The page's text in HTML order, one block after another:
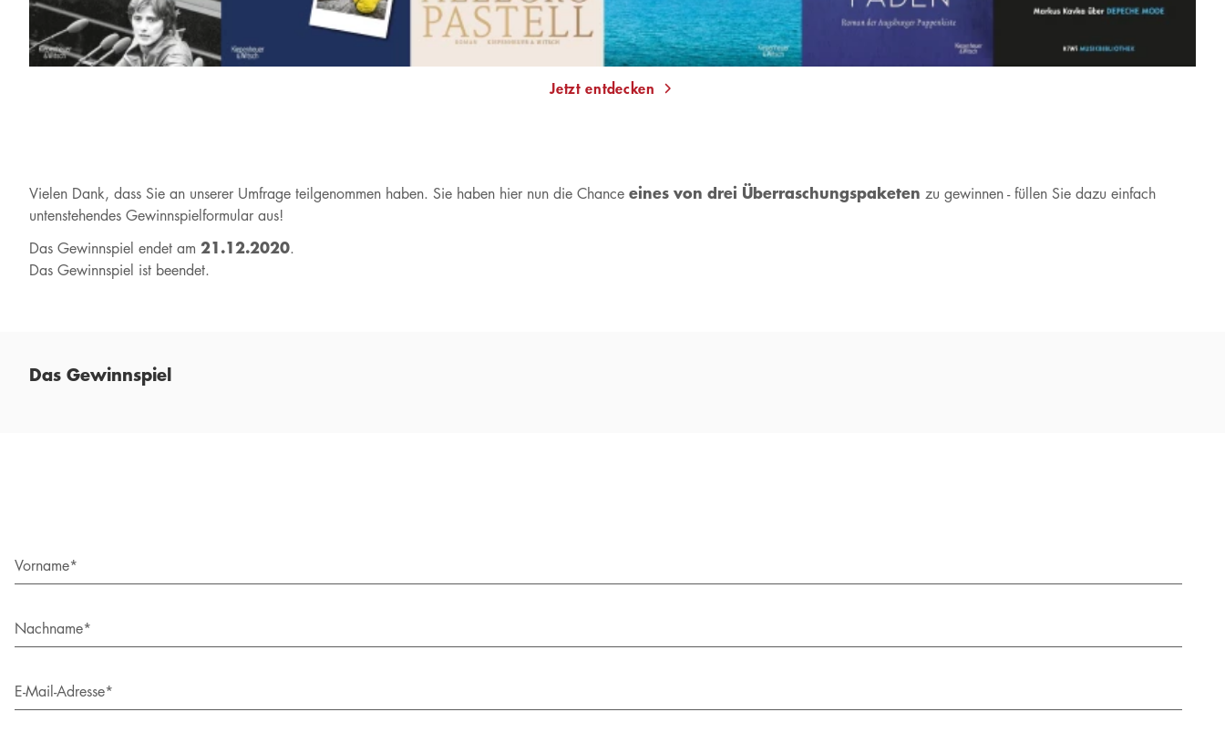
Jetzt entdecken
Vielen Dank, dass Sie an unserer Umfrage teilgenommen haben. Sie haben hier nun die Chance eines von drei Überraschungspaketen zu gewinnen - füllen Sie dazu einfach
untenstehendes Gewinnspielformular aus!
Das Gewinnspiel endet am 21.12.2020.
Das Gewinnspiel ist beendet.
Das Gewinnspiel
Vorname*
Nachname*
E-Mail-Adresse*